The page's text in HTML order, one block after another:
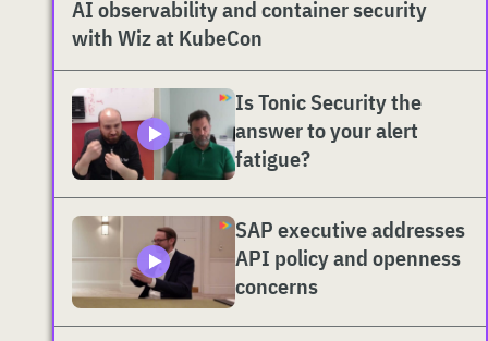
AI observability and container security
with Wiz at KubeCon
Is Tonic Security the
answer to your alert
fatigue?
SAP executive addresses
API policy and openness
concerns